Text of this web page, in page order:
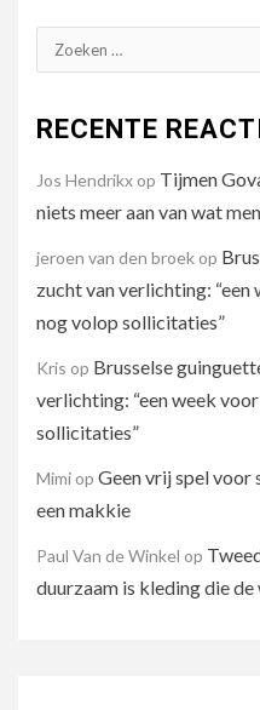
Zoeken
naar:
RECENTE
Jos Hendrikx op Tijmen
niets meer aan van wat
jeroen van den broek op
zucht van verlichting:
nog volop sollicitaties”
Kris op Brusselse
verlichting: “een week
sollicitaties”
Mimi op Geen vrij spel voor
een makkie
Paul Van de Winkel op
duurzaam is kleding die